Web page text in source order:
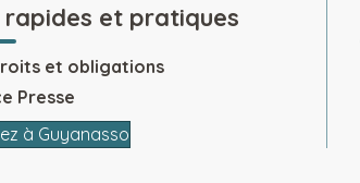
rapides et pratiques
et obligations
Presse
à Guyanasso